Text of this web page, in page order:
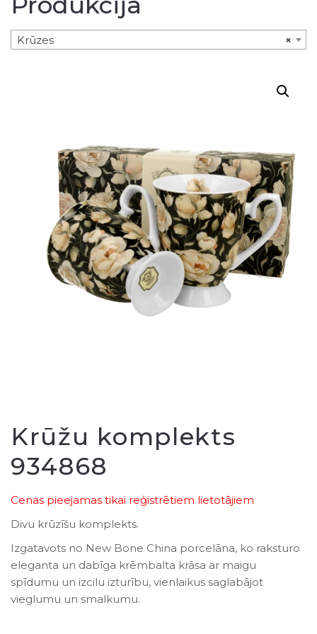
×
Krūzes
Krūžu komplekts
934868
Cenas pieejamas tikai reģistrētiem lietotājiem
Divu krūzīšu komplekts.
Izgatavots no New Bone China porcelāna, ko raksturo
eleganta un dabīga krēmbalta krāsa ar maigu
spīdumu un izcilu izturību, vienlaikus saglabājot
vieglumu un smalkumu.